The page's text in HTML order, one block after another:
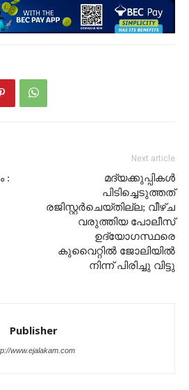
:
Next article
മദ്യക്കുപ്പികൾ
പിടിച്ചെടുത്തത്
രജിസ്റ്റർചെയ്തില്ല; വീഴ്ച
വരുത്തിയ പോലീസ്
ഉദ്യോഗസ്ഥരെ
കുവെെറ്റിൽ ജോലിയിൽ
നിന്ന് പിരിച്ചു വിട്ടു
Publisher
www.ejalakam.com